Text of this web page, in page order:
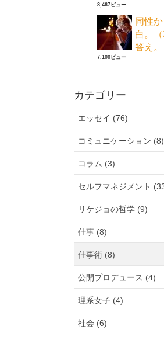
8,467ビュー
同性
白。
答え。
7,100ビュー
カテゴリー
エッセイ (76)
コミュニケーション (8)
コラム (3)
セルフマネジメント
リケジョの哲学 (9)
仕事 (8)
仕事術 (8)
公開プロデュース (4)
理系女子 (4)
社会 (6)